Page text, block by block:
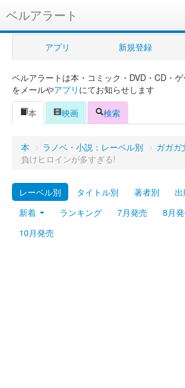
ベルアラート
ベルアラートとは
ヘルプ
新規登録
ログイン
購入管理
Myシェルフ
プレミアム
アプリ 新規登録
ベルアラートは本・コミック・DVD・CD・
をメールやアプリ にてお知らせします
本
映画 検索
本 > ラノベ・小説：レーベル別 > ガガガ
負けヒロインが多すぎる!
レーベル別 タイトル別 著者別
新着
ランキング 7月発売 8月
10月発売